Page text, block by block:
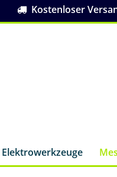
Kostenloser
Elektrowerkzeuge